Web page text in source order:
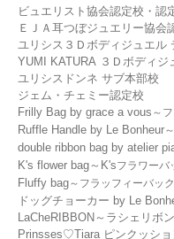
ビュエリスト協会認定校・認
ＥＪＡ耳つぼジュエリー協会
ユリシス３Ｄボディジュエル
YUMI KATURA ３Ｄボディジ
ユリシスドンネ サブ本部校
ジェム・チェミー認定校
Frilly Bag by grace a vous ～
Ruffle Handle by Le Bonheur
double ribbon bag by atelier
K's flower bag～K'sフラワーバ
Fluffy bag～フラッフィーバッ
ドッグチョーカー by Le
LaCheRIBBON～ラシェリボ
Prinsses♡Tiara ピンクッショ